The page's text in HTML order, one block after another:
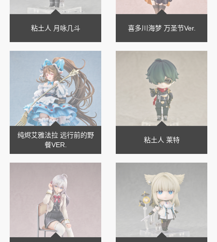
粘土人 月咏几斗 喜多川海梦 万圣节Ver.
纯烬艾雅法拉 远行前的野
餐VER.
粘土人 莱特